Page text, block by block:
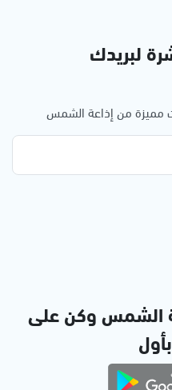
لبريدك
مميزة من إذاعة الشمس
الشمس وكن على